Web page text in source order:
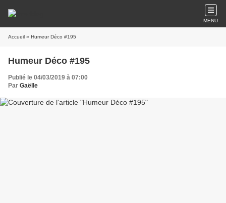
MENU
Accueil » Humeur Déco #195
Humeur Déco #195
Publié le 04/03/2019 à 07:00
Par Gaëlle